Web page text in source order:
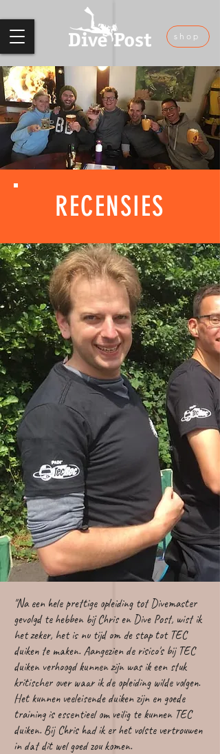
shop
RECENSIES
"Na een hele prettige opleiding tot Divemaster
gevolgd te hebben bij Chris en Dive Post, wist ik
het zeker, het is nu tijd om de stap tot TEC
duiken te maken. Aangezien de risico's bij TEC
duiken verhoogd kunnen zijn was ik een stuk
kritischer over waar ik de opleiding wilde volgen.
Het kunnen veeleisende duiken zijn en goede
training is essentieel om veilig te kunnen TEC
duiken. Bij Chris had ik er het volste vertrouwen
in dat dit wel goed zou komen.